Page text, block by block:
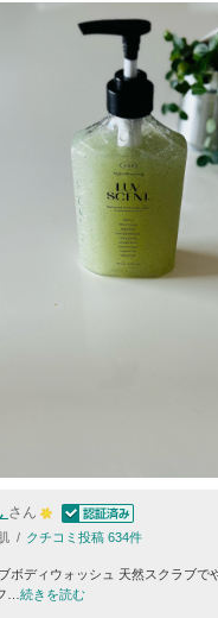
さん
クチコミ投稿 634件
ディウォッシュ 天然スクラブで
… 続きを読む